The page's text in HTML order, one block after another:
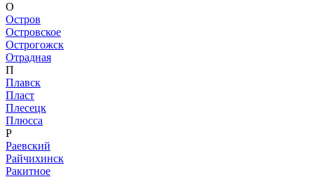
О
Остров
Островское
Острогожск
Отрадная
П
Плавск
Пласт
Плесецк
Плюсса
Р
Раевский
Райчихинск
Ракитное